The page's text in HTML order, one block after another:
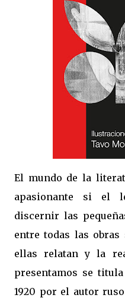
El mundo de la
apasionante si el
discernir las
entre todas las
ellas relatan y la
presentamos se titula
1920 por el autor